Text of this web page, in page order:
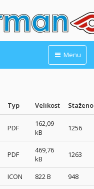
Menu
Typ Velikost Staženo
PDF
162,09
kB
1256
PDF
469,76
kB
1263
ICON 822 B
948